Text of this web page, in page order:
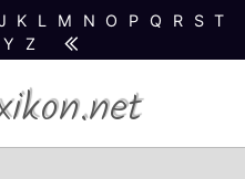
K L M N O P Q R S T
Y Z